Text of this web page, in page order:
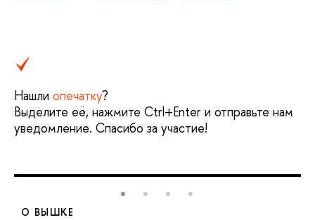
Нашли опечатку?
Выделите её, нажмите Ctrl+Enter и отправьте нам
уведомление. Спасибо за участие!
О ВЫШКЕ